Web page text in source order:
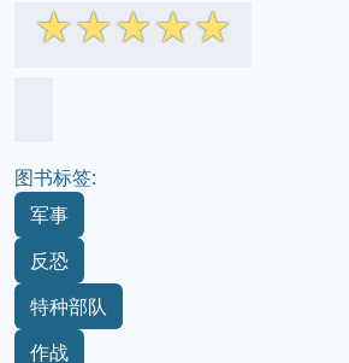
☆☆☆☆☆
图书标签:
军事
反恐
特种部队
作战